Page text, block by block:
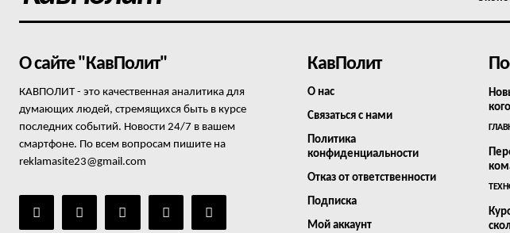
О сайте "КавПолит"
КАВПОЛИТ - это качественная аналитика для
думающих людей, стремящихся быть в курсе
последних событий. Новости 24/7 в вашем
смартфоне. По всем вопросам пишите на
reklamasite23@gmail.com
КавПолит
О нас
Связаться с нами
Политика
конфиденциальности
Отказ от ответственности
Подписка
Мой аккаунт